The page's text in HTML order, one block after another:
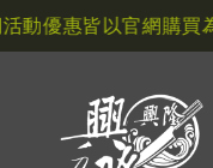
惠皆以官網購買為主